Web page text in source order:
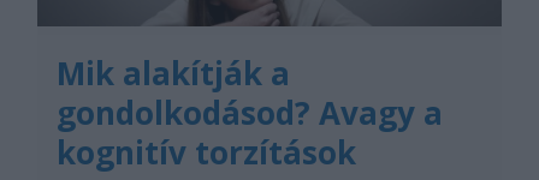
Mik alakítják a
gondolkodásod? Avagy a
kognitív torzítások